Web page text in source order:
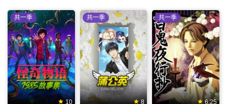
10
共一季
8
共一季
6.25
共一季